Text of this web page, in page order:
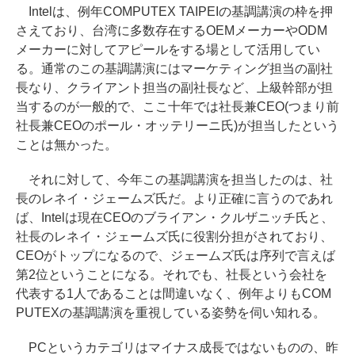
Intelは、例年COMPUTEX TAIPEIの基調講演の枠を押
さえており、台湾に多数存在するOEMメーカーやODM
メーカーに対してアピールをする場として活用してい
る。通常のこの基調講演にはマーケティング担当の副社
長なり、クライアント担当の副社長など、上級幹部が担
当するのが一般的で、ここ十年では社長兼CEO(つまり前
社長兼CEOのポール・オッテリーニ氏)が担当したという
ことは無かった。
それに対して、今年この基調講演を担当したのは、社
長のレネイ・ジェームズ氏だ。より正確に言うのであれ
ば、Intelは現在CEOのブライアン・クルザニッチ氏と、
社長のレネイ・ジェームズ氏に役割分担がされており、
CEOがトップになるので、ジェームズ氏は序列で言えば
第2位ということになる。それでも、社長という会社を
代表する1人であることは間違いなく、例年よりもCOM
PUTEXの基調講演を重視している姿勢を伺い知れる。
PCというカテゴリはマイナス成長ではないものの、昨